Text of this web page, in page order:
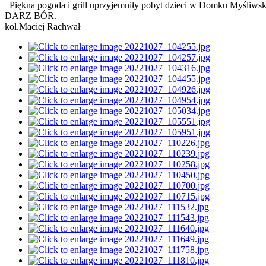
Piękna pogoda i grill uprzyjemniły pobyt dzieci w Domku
DARZ BÓR.
kol.Maciej Rachwał